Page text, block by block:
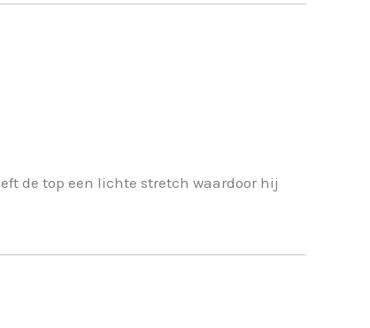
de top een lichte stretch waardoor hij